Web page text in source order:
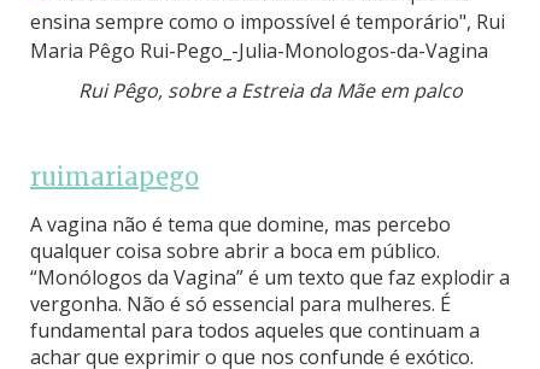
Rui Pêgo, sobre a Estreia da Mãe em palco
ruimariapego
A vagina não é tema que domine, mas percebo
qualquer coisa sobre abrir a boca em público.
“Monólogos da Vagina” é um texto que faz explodir a
vergonha. Não é só essencial para mulheres. É
fundamental para todos aqueles que continuam a
achar que exprimir o que nos confunde é exótico.